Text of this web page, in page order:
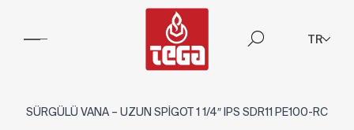
TR
SÜRGÜLÜ VANA – UZUN SPİGOT 1 1/4″ IPS SDR11 PE100-RC